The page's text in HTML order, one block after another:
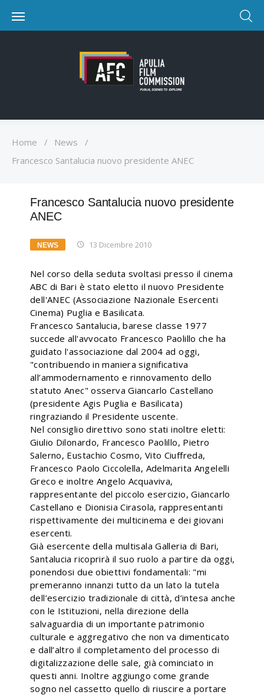
Home / News
/
Francesco Santalucia nuovo presidente ANEC
Francesco Santalucia nuovo presidente
ANEC
NEWS 13 Dicembre 2010
Nel corso della seduta svoltasi presso il cinema
ABC di Bari è stato eletto il nuovo Presidente
dell'ANEC (Associazione Nazionale Esercenti
Cinema) Puglia e Basilicata.
Francesco Santalucia, barese classe 1977
succede all'avvocato Francesco Paolillo che ha
guidato l'associazione dal 2004 ad oggi,
"contribuendo in maniera significativa
all’ammodernamento e rinnovamento dello
statuto Anec" osserva Giancarlo Castellano
(presidente Agis Puglia e Basilicata)
ringraziando il Presidente uscente.
Nel consiglio direttivo sono stati inoltre eletti:
Giulio Dilonardo, Francesco Paolillo, Pietro
Salerno, Eustachio Cosmo, Vito Ciuffreda,
Francesco Paolo Ciccolella, Adelmarita Angelelli
Greco e inoltre Angelo Acquaviva,
rappresentante del piccolo esercizio, Giancarlo
Castellano e Dionisia Cirasola, rappresentanti
rispettivamente dei multicinema e dei giovani
esercenti.
Già esercente della multisala Galleria di Bari,
Santalucia ricoprirà il suo ruolo a partire da oggi,
ponendosi due obiettivi fondamentali: "mi
premeranno innanzi tutto da un lato la tutela
dell’esercizio tradizionale di città, d’intesa anche
con le Istituzioni, nella direzione della
salvaguardia di un importante patrimonio
culturale e aggregativo che non va dimenticato
e dall’altro il completamento del processo di
digitalizzazione delle sale, già cominciato in
questi anni. Inoltre aggiungo come grande
sogno nel cassetto quello di riuscire a portare